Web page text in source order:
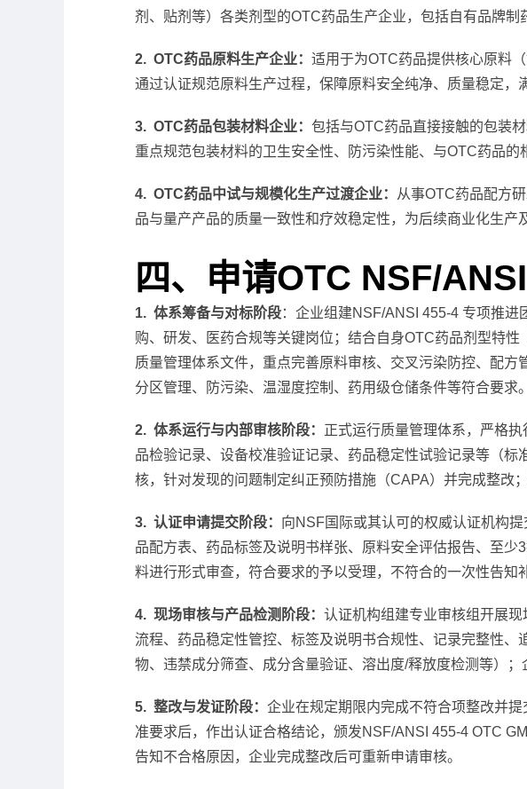
剂、贴剂等）各类剂型的OTC药品生产企业，包括自有品牌制
2. OTC药品原料生产企业： 适用于为OTC药品提供核心原料
通过认证规范原料生产过程，保障原料安全纯净、质量稳定，
3. OTC药品包装材料企业： 包括与OTC药品直接接触的包装
重点规范包装材料的卫生安全性、防污染性能、与OTC药品的
4. OTC药品中试与规模化生产过渡企业：
从事OTC药品配方
品与量产产品的质量一致性和疗效稳定性，为后续商业化生产
四、申请OTC NSF/
1. 体系筹备与对标阶段：企业组建NSF/ANSI 455-4 专项推
购、研发、医药合规等关键岗位；结合自身OTC药品剂型特
质量管理体系文件，重点完善原料审核、交叉污染防控、配
分区管理、防污染、温湿度控制、药用级仓储条件等符合要求。
2. 体系运行与内部审核阶段： 正式运行质量管理体系，严格
品检验记录、设备校准验证记录、药品稳定性试验记录等（
核，针对发现的问题制定纠正预防措施（CAPA）并完成整改
3. 认证申请提交阶段： 向NSF国际或其认可的权威认证机构
品配方表、药品标签及说明书样张、原料安全评估报告、至
料进行形式审查，符合要求的予以受理，不符合的一次性告知
4. 现场审核与产品检测阶段： 认证机构组建专业审核组开展
流程、药品稳定性管控、标签及说明书合规性、记录完整性
物、违禁成分筛查、成分含量验证、溶出度/释放度检测等）
5. 整改与发证阶段： 企业在规定期限内完成不符合项整改并
准要求后，作出认证合格结论，颁发NSF/ANSI 455-4 OTC
告知不合格原因，企业完成整改后可重新申请审核。